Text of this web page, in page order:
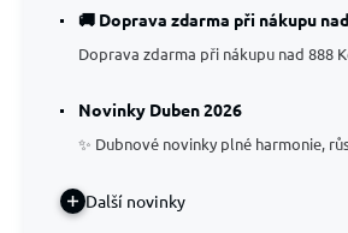
🚚 Doprava zdarma při nákupu
Doprava zdarma při nákupu nad 888
Novinky Duben 2026
✨ Dubnové novinky plné harmonie,
Další novinky